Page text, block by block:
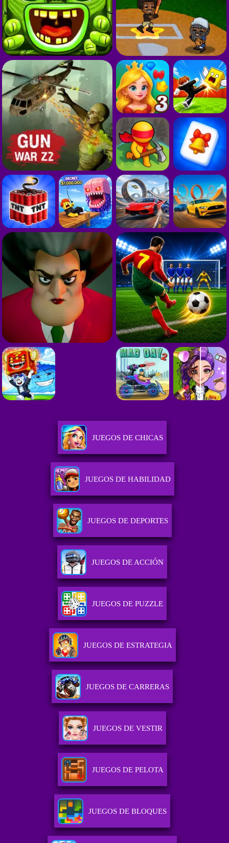
JUEGOS DE CHICAS
JUEGOS DE HABILIDAD
JUEGOS DE DEPORTES
JUEGOS DE ACCIÓN
JUEGOS DE PUZZLE
JUEGOS DE ESTRATEGIA
JUEGOS DE CARRERAS
JUEGOS DE VESTIR
JUEGOS DE PELOTA
JUEGOS DE BLOQUES